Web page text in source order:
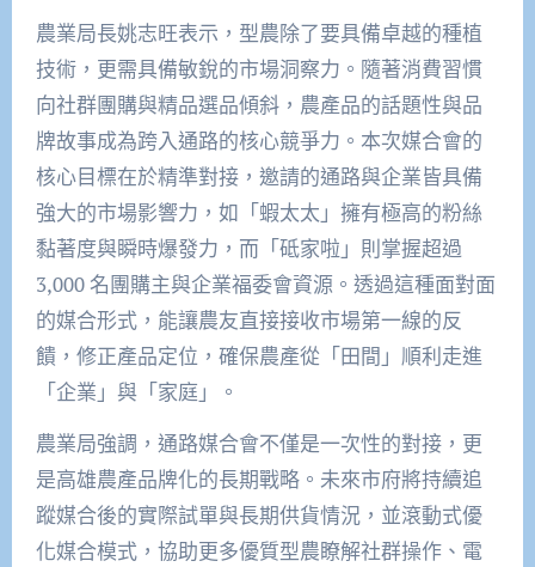
農業局長姚志旺表示，型農除了要具備卓越的種植
技術，更需具備敏銳的市場洞察力。隨著消費習慣
向社群團購與精品選品傾斜，農產品的話題性與品
牌故事成為跨入通路的核心競爭力。本次媒合會的
核心目標在於精準對接，邀請的通路與企業皆具備
強大的市場影響力，如「蝦太太」擁有極高的粉絲
黏著度與瞬時爆發力，而「砥家啦」則掌握超過
3,000 名團購主與企業福委會資源。透過這種面對面
的媒合形式，能讓農友直接接收市場第一線的反
饋，修正產品定位，確保農產從「田間」順利走進
「企業」與「家庭」。
農業局強調，通路媒合會不僅是一次性的對接，更
是高雄農產品牌化的長期戰略。未來市府將持續追
蹤媒合後的實際試單與長期供貨情況，並滾動式優
化媒合模式，協助更多優質型農瞭解社群操作、電